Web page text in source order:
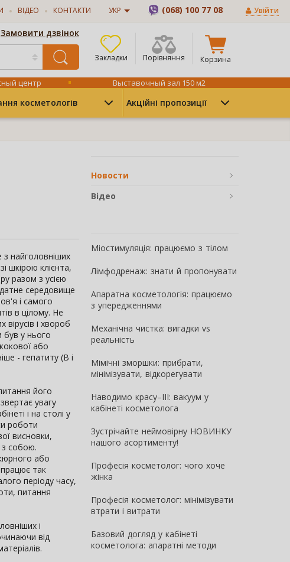
ВІДЕО КОНТАКТИ УКР (068) 100 77 08 Увійти
Замовити дзвінок
Закладки Порівняння Корзина
центр Выставочный зал 150 м2
косметологів Акційні пропозиції
Новости
Відео
Міостимуляція: працюємо з тілом
Лімфодренаж: знати й пропонувати
Апаратна косметологія: працюємо
з упередженнями
Механічна чистка: вигадки vs
реальність
Мімічні зморшки: прибрати,
мінімізувати, відкорегувати
Наводимо красу–III: вакуум у
кабінеті косметолога
Зустрічайте неймовірну НОВИНКУ
нашого асортименту!
Професія косметолог: чого хоче
жінка
Професія косметолог: мінімізувати
втрати і витрати
Базовий догляд у кабінеті
косметолога: апаратні методи
з найголовніших
шкірою клієнта,
разом з усією
середовище
і самого
в цілому. Не
і хвороб
був у нього
або
- гепатиту (В і
його
увагу
і на столі у
роботи
висновки,
з собою.
або
працює так
періоду часу,
питання
і
від